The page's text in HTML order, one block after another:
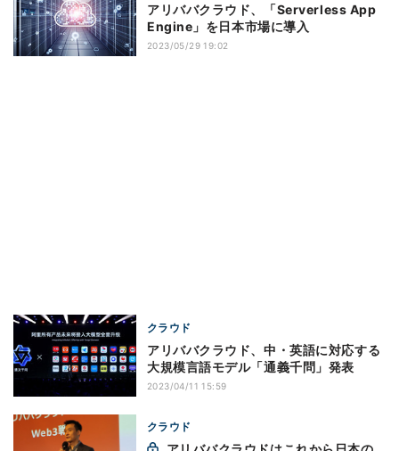
アリババクラウド、「Serverless App
Engine」を日本市場に導入
2023/05/29 19:02
クラウド
アリババクラウド、中・英語に対応する
大規模言語モデル「通義千問」発表
2023/04/11 15:59
クラウド